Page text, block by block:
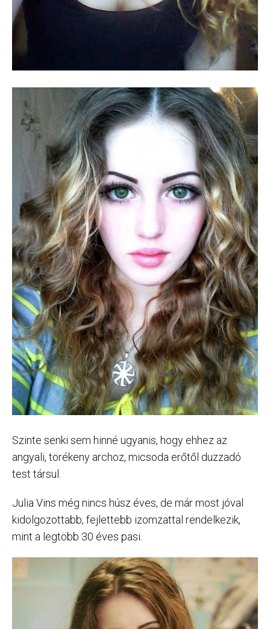
Szinte senki sem hinné ugyanis, hogy ehhez az
angyali, törékeny archoz, micsoda erőtől duzzadó
test társul.
Julia Vins még nincs húsz éves, de már most jóval
kidolgozottabb, fejlettebb izomzattal rendelkezik,
mint a legtöbb 30 éves pasi.